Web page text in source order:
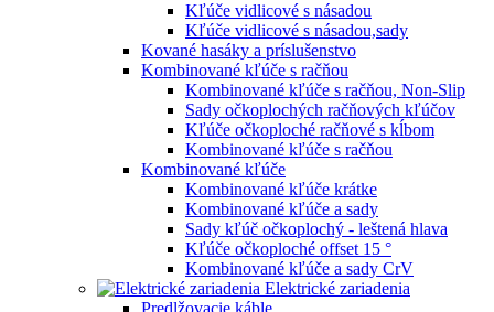
Kľúče vidlicové s násadou
Kľúče vidlicové s násadou,sady
Kované hasáky a príslušenstvo
Kombinované kľúče s račňou
Kombinované kľúče s račňou, Non-Slip
Sady očkoplochých račňových kľúčov
Kľúče očkoploché račňové s kĺbom
Kombinované kľúče s račňou
Kombinované kľúče
Kombinované kľúče krátke
Kombinované kľúče a sady
Sady kľúč očkoplochý - leštená hlava
Kľúče očkoploché offset 15 °
Kombinované kľúče a sady CrV
Elektrické zariadenia
Predlžovacie káble